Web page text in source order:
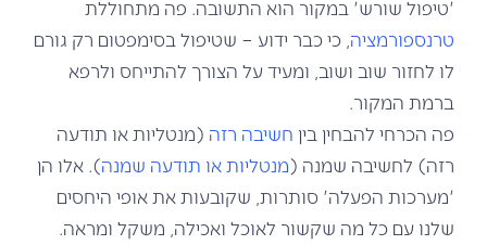
'טיפול שורש' במקור הוא התשובה. פה מתחוללת
טרנספורמציה , כי כבר ידוע – שטיפול בסימפטום רק גורם
לו לחזור שוב ושוב, ומעיד על הצורך להתייחס ולרפא
ברמת המקור.
פה הכרחי להבחין בין חשיבה רזה (מנטליות או תודעה
רזה) לחשיבה שמנה (מנטליות או תודעה שמנה). אלו הן
'מערכות הפעלה' סותרות, שקובעות את אופי היחסים
שלנו עם כל מה שקשור לאוכל ואכילה, משקל ומראה.